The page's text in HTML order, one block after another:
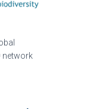
network